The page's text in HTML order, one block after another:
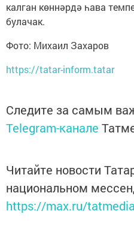
калган көннәрдә һава
булачак.
Фото: Михаил Захаров
https://tatar-inform.tatar
Следите за самым
Telegram-канале
Читайте новости
национальном
https://max.ru/tatmedia